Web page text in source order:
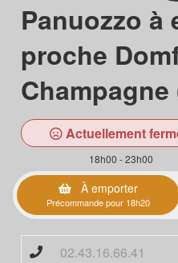
Panuozzo à
proche
Champagne
Actuellement
18h00 - 23h00
À emporter
Précommande pour 18h20
02.43.16.66.41